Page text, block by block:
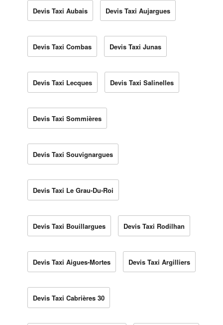
Devis Taxi Aubais Devis Taxi Aujargues
Devis Taxi Combas Devis Taxi Junas
Devis Taxi Lecques Devis Taxi Salinelles
Devis Taxi Sommières
Devis Taxi Souvignargues
Devis Taxi Le Grau-Du-Roi
Devis Taxi Bouillargues Devis Taxi Rodilhan
Devis Taxi Aigues-Mortes Devis Taxi Argilliers
Devis Taxi Cabrières 30